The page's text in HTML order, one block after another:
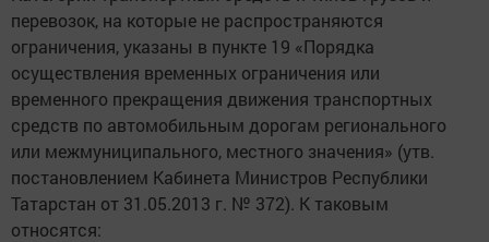
перевозок, на которые не распространяются
ограничения, указаны в пункте 19 «Порядка
осуществления временных ограничения или
временного прекращения движения транспортных
средств по автомобильным дорогам регионального
или межмуниципального, местного значения» (утв.
постановлением Кабинета Министров Республики
Татарстан от 31.05.2013 г. № 372). К таковым
относятся: